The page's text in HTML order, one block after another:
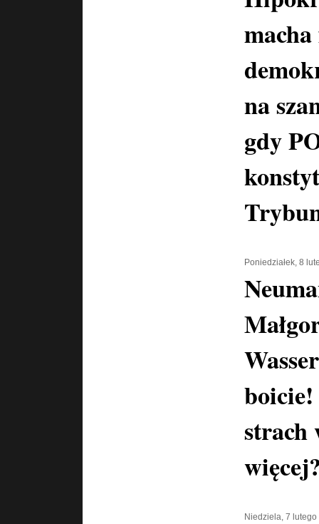
na
gdy
Poniedziałek, 8
strach
Niedziela, 7